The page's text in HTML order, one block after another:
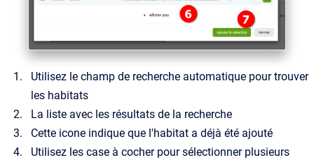
Utilisez le champ de recherche automatique pour trouver
les habitats
La liste avec les résultats de la recherche
Cette icone indique que l'habitat a déjà été ajouté
Utilisez les case à cocher pour sélectionner plusieurs